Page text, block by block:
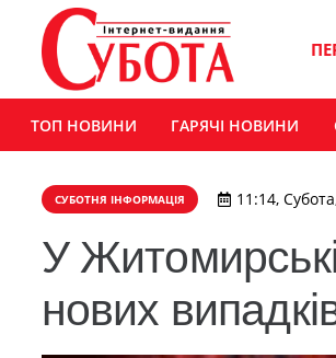
ТОП НОВИНИ ГАРЯЧІ НОВИНИ
СУБОТНЯ ІНФОРМАЦІЯ 11:14,
У
нових